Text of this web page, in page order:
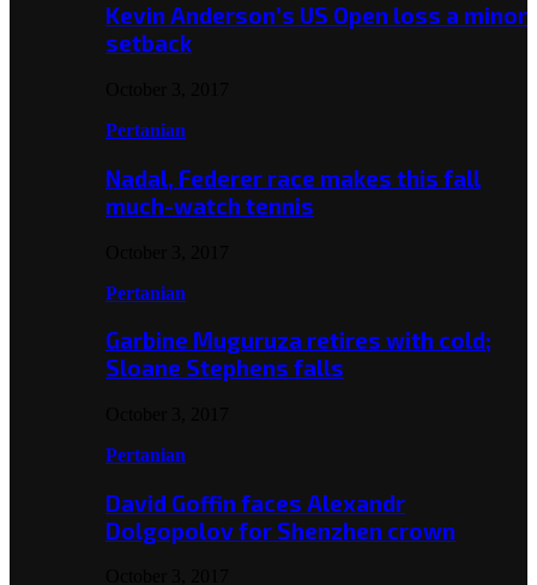
Kevin Anderson’s US Open loss a minor
setback
Pertanian
Nadal, Federer race makes this fall
much-watch tennis
Pertanian
Garbine Muguruza retires with cold;
Sloane Stephens falls
Pertanian
David Goffin faces Alexandr
Dolgopolov for Shenzhen crown